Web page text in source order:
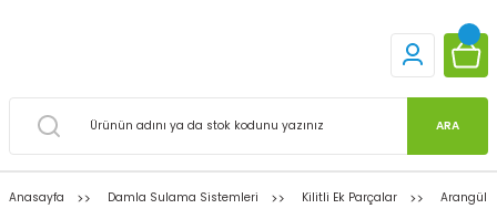
ARA
Anasayfa Damla Sulama Sistemleri Kilitli Ek Parçalar Arangül